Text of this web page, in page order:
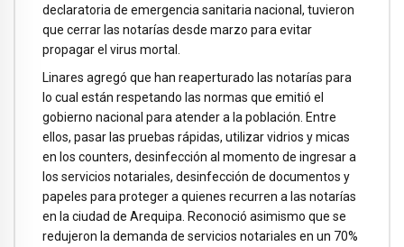
declaratoria de emergencia sanitaria nacional, tuvieron
que cerrar las notarías desde marzo para evitar
propagar el virus mortal.
Linares agregó que han reaperturado las notarías para
lo cual están respetando las normas que emitió el
gobierno nacional para atender a la población. Entre
ellos, pasar las pruebas rápidas, utilizar vidrios y micas
en los counters, desinfección al momento de ingresar a
los servicios notariales, desinfección de documentos y
papeles para proteger a quienes recurren a las notarías
en la ciudad de Arequipa. Reconoció asimismo que se
redujeron la demanda de servicios notariales en un 70%